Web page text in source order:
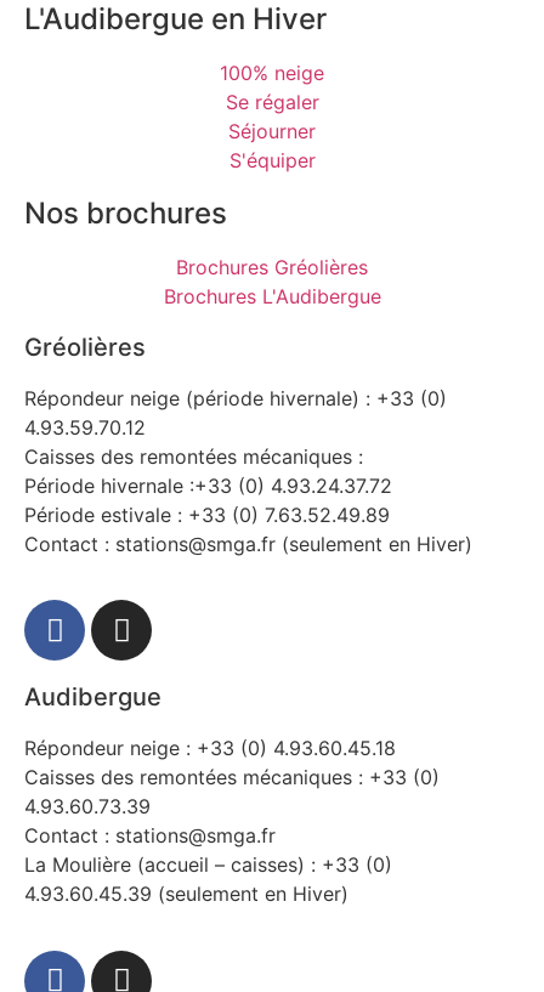
L'Audibergue en Hiver
100% neige
Se régaler
Séjourner
S'équiper
Nos brochures
Brochures Gréolières
Brochures L'Audibergue
Gréolières
Répondeur neige (période hivernale) : +33 (0)
4.93.59.70.12
Caisses des remontées mécaniques :
Période hivernale :+33 (0) 4.93.24.37.72
Période estivale : +33 (0) 7.63.52.49.89
Contact : stations@smga.fr (seulement en Hiver)
Audibergue
Répondeur neige : +33 (0) 4.93.60.45.18
Caisses des remontées mécaniques : +33 (0)
4.93.60.73.39
Contact : stations@smga.fr
La Moulière (accueil – caisses) : +33 (0)
4.93.60.45.39 (seulement en Hiver)